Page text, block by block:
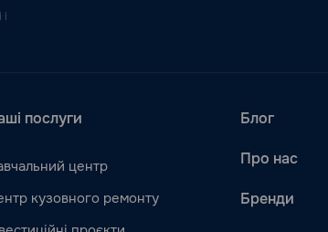
послуги
центр
кузовного ремонту
Блог
Про нас
Бренди